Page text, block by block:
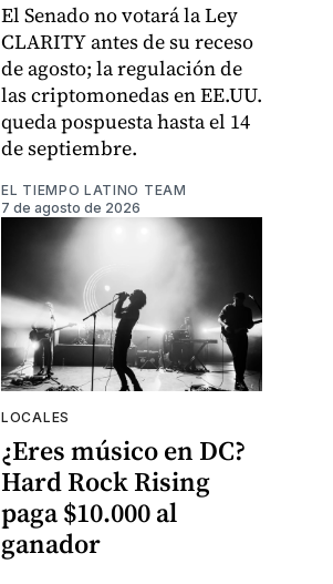
El Senado no votará la Ley
CLARITY antes de su receso
de agosto; la regulación de
las criptomonedas en EE.UU.
queda pospuesta hasta el 14
de septiembre.
EL TIEMPO LATINO TEAM
7 de agosto de 2026
LOCALES
¿Eres músico en DC?
Hard Rock Rising
paga $10.000 al
ganador